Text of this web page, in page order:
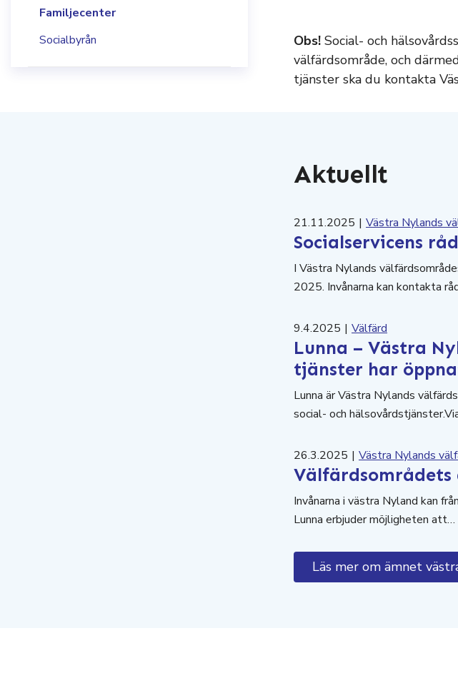
Familjecenter
Socialbyrån
Obs! Social- och
välfärdsområde, och
tjänster ska du kontakta
Aktuellt
21.11.2025 | Västra Nylands
Socialservicens
I Västra Nylands
2025. Invånarna kan kontakta
9.4.2025 | Välfärd
Lunna – Västra
tjänster har
Lunna är Västra Nylands
social- och
26.3.2025 | Västra Nylands
Invånarna i västra Nyland kan
Lunna erbjuder möjligheten att…
Läs mer om ämnet